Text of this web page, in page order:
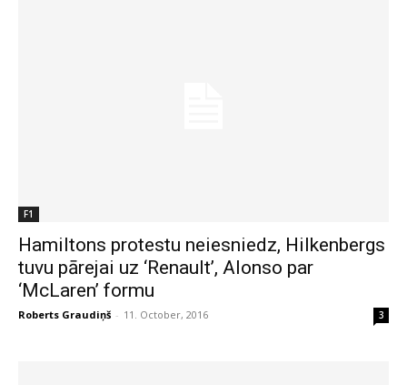
F1
Hamiltons protestu neiesniedz, Hilkenbergs
tuvu pārejai uz ‘Renault’, Alonso par
‘McLaren’ formu
Roberts Graudiņš - 11. October, 2016 3